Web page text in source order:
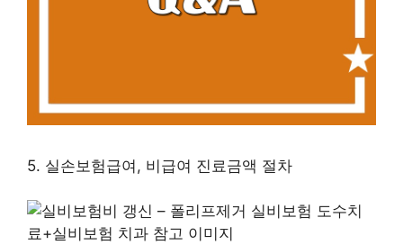
5. 실손보험급여, 비급여 진료금액 절차